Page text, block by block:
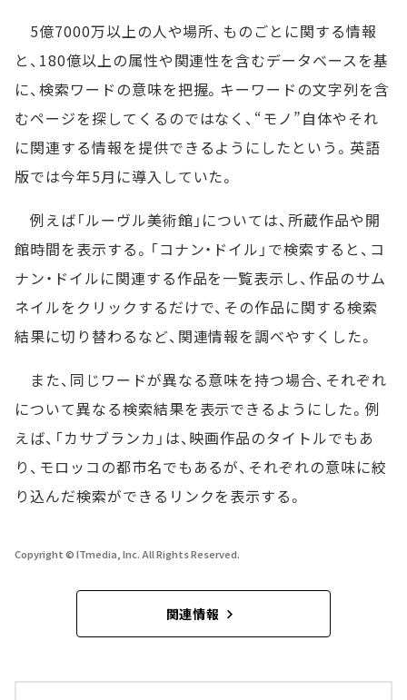
5億7000万以上の人や場所、ものごとに関する情報
と、180億以上の属性や関連性を含むデータベースを基
に、検索ワードの意味を把握。キーワードの文字列を含
むページを探してくるのではなく、“モノ”自体やそれ
に関連する情報を提供できるようにしたという。英語
版では今年5月に導入していた。
例えば「ルーヴル美術館」については、所蔵作品や開
館時間を表示する。「コナン・ドイル」で検索すると、コ
ナン・ドイルに関連する作品を一覧表示し、作品のサム
ネイルをクリックするだけで、その作品に関する検索
結果に切り替わるなど、関連情報を調べやすくした。
また、同じワードが異なる意味を持つ場合、それぞれ
について異なる検索結果を表示できるようにした。例
えば、「カサブランカ」は、映画作品のタイトルでもあ
り、モロッコの都市名でもあるが、それぞれの意味に絞
り込んだ検索ができるリンクを表示する。
Copyright © ITmedia, Inc. All Rights Reserved.
関連情報